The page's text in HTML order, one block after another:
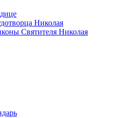
Николая
Святителя Николая